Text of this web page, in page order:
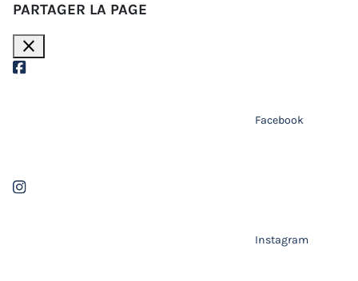
PARTAGER LA PAGE
close
Facebook
Instagram